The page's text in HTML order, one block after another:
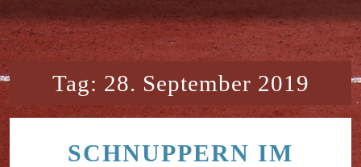
Tag: 28. September 2019
SCHNUPPERN IM